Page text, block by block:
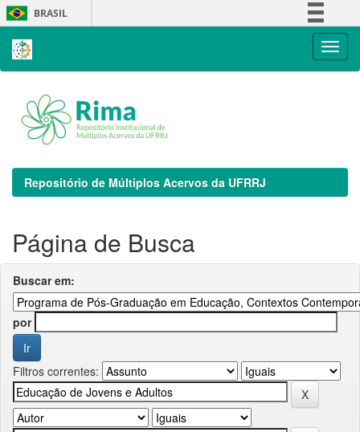
Skip
navigation
BRASIL
Repositório de Múltiplos Acervos da UFRRJ
Página de Busca
Buscar em:
por
Filtros correntes: